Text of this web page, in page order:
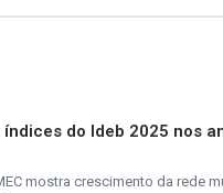
índices do Ideb 2025 nos
mostra crescimento da rede